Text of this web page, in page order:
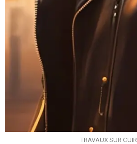
TRAVAUX SUR CUIR